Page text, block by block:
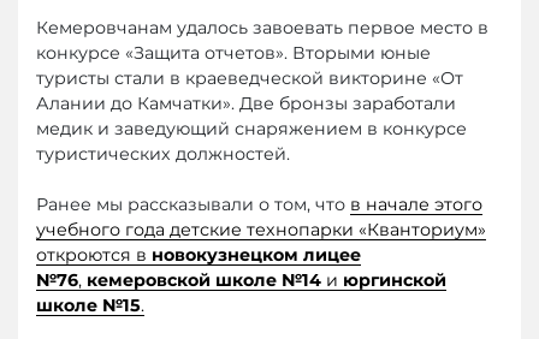
Кемеровчанам удалось завоевать первое место в
конкурсе «Защита отчетов». Вторыми юные
туристы стали в краеведческой викторине «От
Алании до Камчатки». Две бронзы заработали
медик и заведующий снаряжением в конкурсе
туристических должностей.
Ранее мы рассказывали о том, что в начале этого
учебного года детские технопарки «Кванториум»
откроются в новокузнецком лицее
№76, кемеровской школе №14 и юргинской
школе №15.